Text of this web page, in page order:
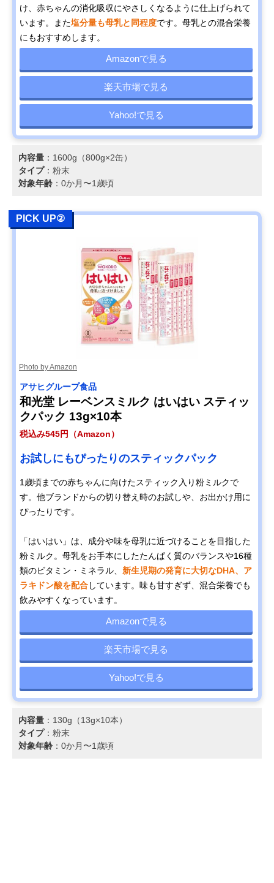
け、赤ちゃんの消化吸収にやさしくなるように仕上げられて
います。また塩分量も母乳と同程度です。母乳との混合栄養
にもおすすめします。
Amazonで見る
楽天市場で見る
Yahoo!で見る
内容量 ：1600g（800g×2缶）
タイプ：粉末
対象年齢 ：0か月〜1歳頃
PICK UP②
Photo by Amazon
アサヒグループ食品
和光堂 レーベンスミルク はいはい スティッ
クパック 13g×10本
税込み545円（Amazon）
お試しにもぴったりのスティックパック
1歳頃までの赤ちゃんに向けたスティック入り粉ミルクで
す。他ブランドからの切り替え時のお試しや、お出かけ用に
ぴったりです。
「はいはい」は、成分や味を母乳に近づけることを目指した
粉ミルク。母乳をお手本にしたたんぱく質のバランスや16種
類のビタミン・ミネラル、 新生児期の発育に大切なDHA、ア
ラキドン酸を配合しています。味も甘すぎず、混合栄養でも
飲みやすくなっています。
Amazonで見る
楽天市場で見る
Yahoo!で見る
内容量 ：130g（13g×10本）
タイプ：粉末
対象年齢 ：0か月〜1歳頃